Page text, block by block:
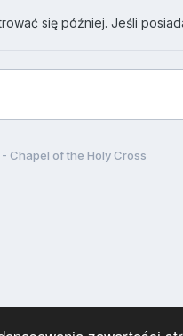
się później. Jeśli
- Chapel of the Holy Cross